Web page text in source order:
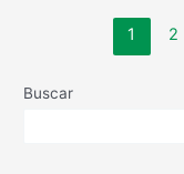
1 2
Buscar